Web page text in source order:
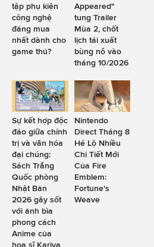
tập phụ kiện
công nghệ
đáng mua
nhất dành cho
game thủ?
Appeared"
tung Trailer
Mùa 2, chốt
lịch tái xuất
bùng nổ vào
tháng 10/2026
Sự kết hợp độc
đáo giữa chính
trị và văn hóa
đại chúng:
Sách Trắng
Quốc phòng
Nhật Bản
2026 gây sốt
với ảnh bìa
phong cách
Anime của
họa sĩ Kariya
Nintendo
Direct Tháng 8
Hé Lộ Nhiều
Chi Tiết Mới
Của Fire
Emblem:
Fortune's
Weave